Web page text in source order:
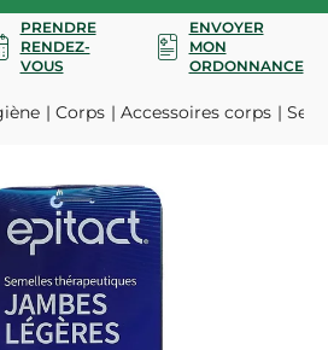
PRENDRE
RENDEZ-
VOUS
ENVOYER
MON
ORDONNANCE
Corps Accessoires corps